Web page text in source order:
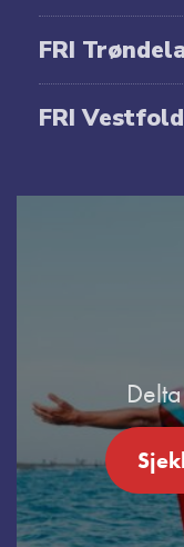
FRI
FRI